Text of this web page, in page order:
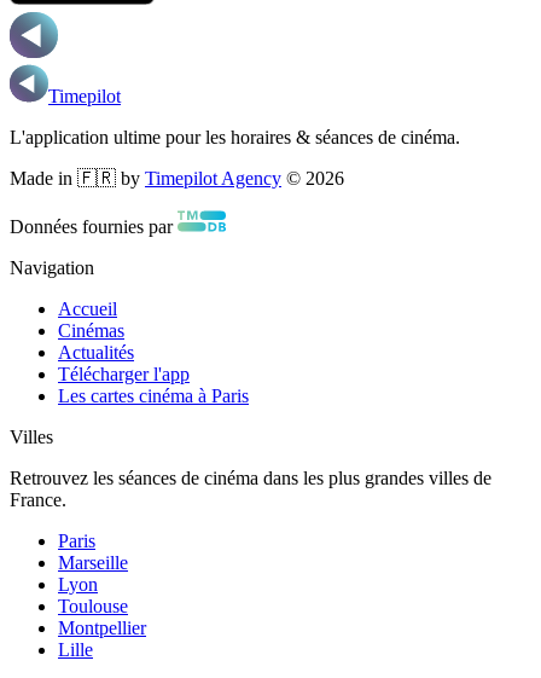
Timepilot
L'application ultime pour les horaires & séances de cinéma.
Made in 🇫🇷 by Timepilot Agency © 2026
Données fournies par
Navigation
Accueil
Cinémas
Actualités
Télécharger l'app
Les cartes cinéma à Paris
Villes
Retrouvez les séances de cinéma dans les plus grandes villes de
France.
Paris
Marseille
Lyon
Toulouse
Montpellier
Lille